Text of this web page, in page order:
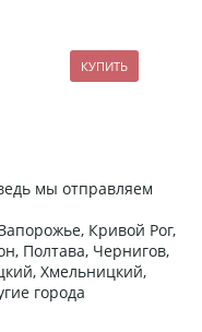
мы отправляем
Кривой Рог,
Полтава, Чернигов,
Хмельницкий,
города